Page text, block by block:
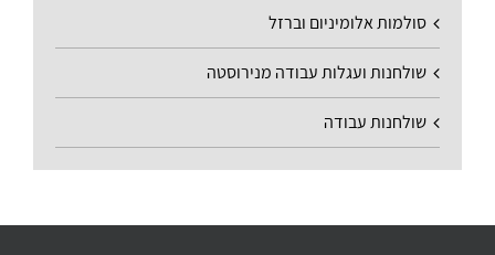
סולמות אלומיניום וברזל
שולחנות ועגלות עבודה מנירוסטה
שולחנות עבודה